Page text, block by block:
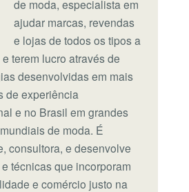
de moda, especialista em
ajudar marcas, revendas
e lojas de todos os tipos a
terem lucro através de
desenvolvidas em mais
de experiência
e no Brasil em grandes
de moda. É
consultora, e desenvolve
técnicas que incorporam
e comércio justo na